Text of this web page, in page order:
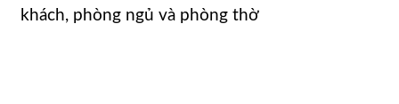
khách, phòng ngủ và phòng thờ